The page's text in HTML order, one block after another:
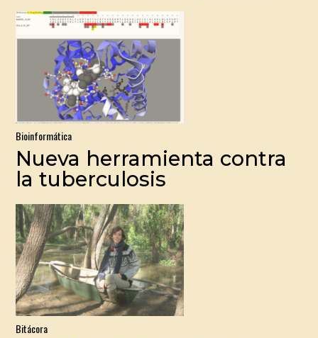
Bioinformática
Nueva herramienta contra
la tuberculosis
Bitácora